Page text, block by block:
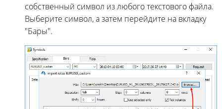
собственный символ из любого текстового файла.
Выберите символ, а затем перейдите на вкладку
"Бары".